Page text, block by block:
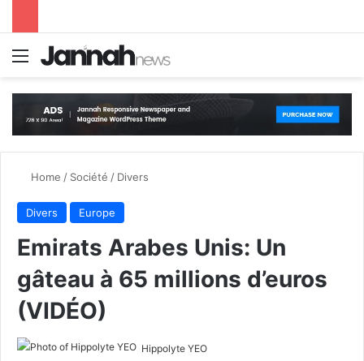
Menu
Home / Société / Divers
Divers Europe
Emirats Arabes Unis: Un
gâteau à 65 millions d’euros
(VIDÉO)
Hippolyte YEO